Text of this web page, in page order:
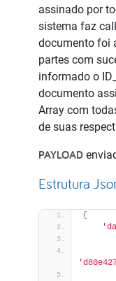
assinado por
sistema faz
documento foi
partes com
informado o
documento
Array com
de suas
PAYLOAD
Estrutura
{